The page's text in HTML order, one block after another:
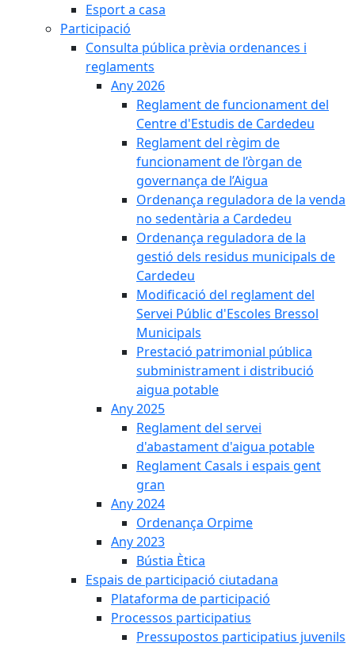
Esport a casa
Participació
Consulta pública prèvia ordenances i
reglaments
Any 2026
Reglament de funcionament del
Centre d'Estudis de Cardedeu
Reglament del règim de
funcionament de l’òrgan de
governança de l’Aigua
Ordenança reguladora de la venda
no sedentària a Cardedeu
Ordenança reguladora de la
gestió dels residus municipals de
Cardedeu
Modificació del reglament del
Servei Públic d'Escoles Bressol
Municipals
Prestació patrimonial pública
subministrament i distribució
aigua potable
Any 2025
Reglament del servei
d'abastament d'aigua potable
Reglament Casals i espais gent
gran
Any 2024
Ordenança Orpime
Any 2023
Bústia Ètica
Espais de participació ciutadana
Plataforma de participació
Processos participatius
Pressupostos participatius juvenils